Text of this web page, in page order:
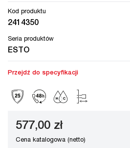
Kod produktu
2414350
Seria produktów
ESTO
Przejdź do specyfikacji
577,00 zł
Cena katalogowa (netto)